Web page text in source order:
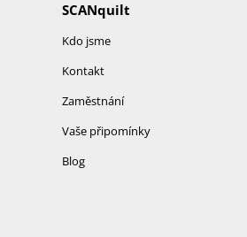
SCANquilt
Kdo jsme
Kontakt
Zaměstnání
Vaše připomínky
Blog